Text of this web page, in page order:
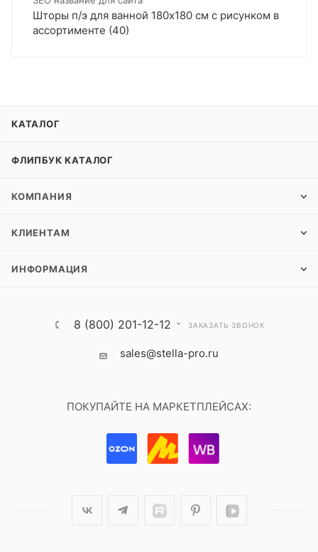
Шторы п/э для ванной 180х180 см с рисунком в
ассортименте (40)
КАТАЛОГ
ФЛИПБУК КАТАЛОГ
КОМПАНИЯ
КЛИЕНТАМ
ИНФОРМАЦИЯ
8 (800) 201-12-12 ЗАКАЗАТЬ ЗВОНОК
sales@stella-pro.ru
ПОКУПАЙТЕ НА МАРКЕТПЛЕЙСАХ: